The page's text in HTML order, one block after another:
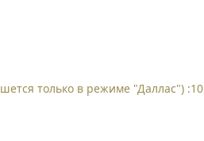
только в режиме "Даллас")